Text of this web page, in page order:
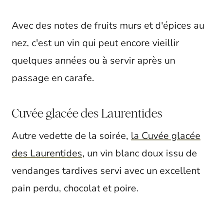
Avec des notes de fruits murs et d'épices au
nez, c'est un vin qui peut encore vieillir
quelques années ou à servir après un
passage en carafe.
Cuvée glacée des Laurentides
Autre vedette de la soirée, la Cuvée glacée
des Laurentides, un vin blanc doux issu de
vendanges tardives servi avec un excellent
pain perdu, chocolat et poire.